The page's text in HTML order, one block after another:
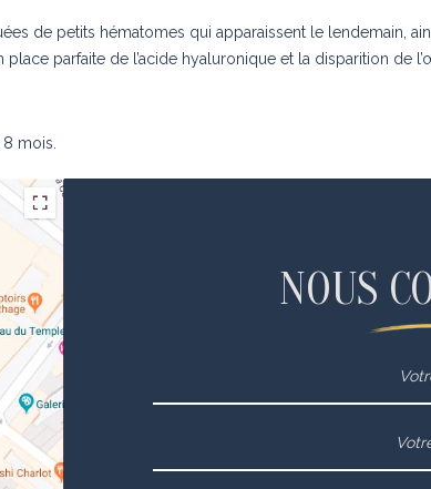
de petits hématomes qui apparaissent le lendemain,
parfaite de l’acide hyaluronique et la disparition de
mois.
NOUS